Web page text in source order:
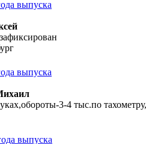
3-4 тыс.по